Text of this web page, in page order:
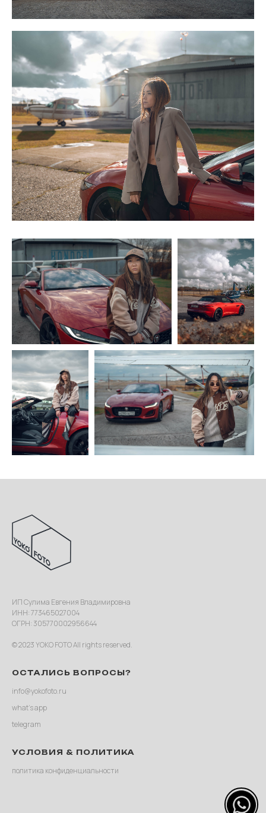
ИП Сулима Евгения Владимировна
ИНН: 773465027004
ОГРН: 305770002956644
© 2023 YOKO FOTO All rights reserved.
ОСТАЛИСЬ ВОПРОСЫ?
info@yokofoto.ru
what’s app
telegram
УСЛОВИЯ & ПОЛИТИКА
политика конфиденциальности